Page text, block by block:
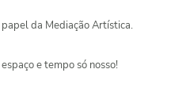
da Mediação Artística.
e tempo só nosso!